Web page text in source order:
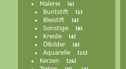
Malerei 6
Buntstift 5
Bleistift 4
Sonstige 8
Kreide 4
Ölbilder 8
Aquarelle 15
Kerzen 26